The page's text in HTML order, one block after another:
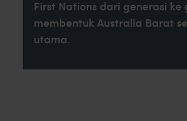
First Nations dari generasi ke
membentuk Australia Barat
utama.